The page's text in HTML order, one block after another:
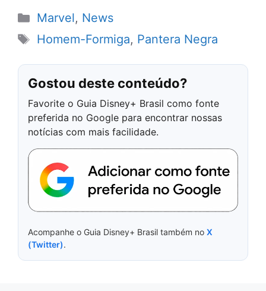
Categorias
Marvel, News
Tags
Homem-Formiga, Pantera Negra
Gostou deste conteúdo?
Favorite o Guia Disney+ Brasil como fonte
preferida no Google para encontrar nossas
notícias com mais facilidade.
Acompanhe o Guia Disney+ Brasil também no X
(Twitter).